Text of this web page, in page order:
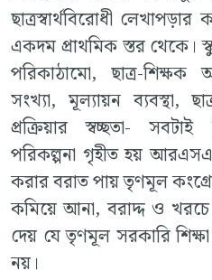
ছাত্রস্বার্থবিরোধী
একদম প্রাথমিক স্তর থেকে।
পরিকাঠামো, ছাত্র-শিক্ষক
সংখ্যা, মূল্যায়ন ব্যবস্থা,
প্রক্রিয়ার স্বচ্ছতা-
পরিকল্পনা গৃহীত হয়
করার বরাত পায় তৃণমূল
কমিয়ে আনা, বরাদ্দ ও
দেয় যে তৃণমূল সরকারি
নয়।